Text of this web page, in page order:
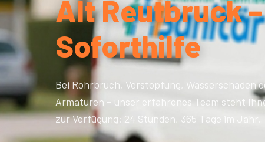
Alt Reutbruck
Soforthilfe
Bei Rohrbruch, Verstopfung, Wasserschaden
Armaturen – unser erfahrenes Team steht
zur Verfügung: 24 Stunden, 365 Tage im Jahr.